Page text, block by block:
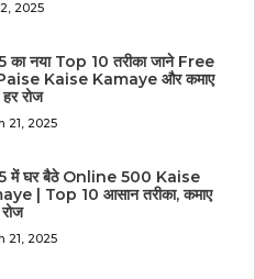
2025
का नया Top 10 तरीका जाने Free
Kaise Kamaye और कमाए
हर रोज
21, 2025
में घर बैठे Online 500 Kaise
| Top 10 आसान तरीका, कमाए
21, 2025